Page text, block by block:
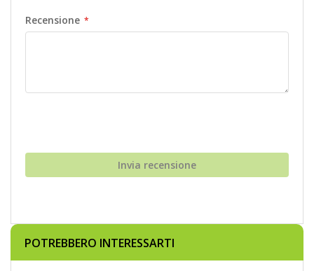
Recensione
Invia recensione
POTREBBERO INTERESSARTI